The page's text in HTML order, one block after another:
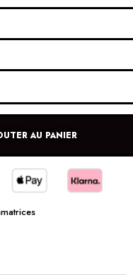
AU PANIER